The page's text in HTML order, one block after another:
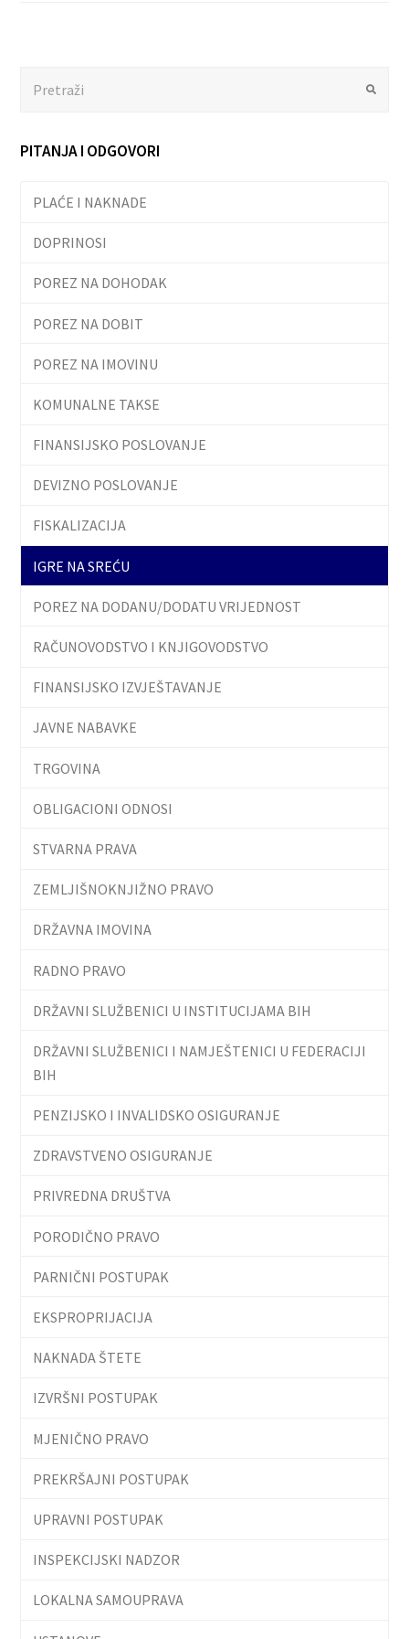
Submit
PITANJA I ODGOVORI
PLAĆE I NAKNADE
DOPRINOSI
POREZ NA DOHODAK
POREZ NA DOBIT
POREZ NA IMOVINU
KOMUNALNE TAKSE
FINANSIJSKO POSLOVANJE
DEVIZNO POSLOVANJE
FISKALIZACIJA
IGRE NA SREĆU
POREZ NA DODANU/DODATU VRIJEDNOST
RAČUNOVODSTVO I KNJIGOVODSTVO
FINANSIJSKO IZVJEŠTAVANJE
JAVNE NABAVKE
TRGOVINA
OBLIGACIONI ODNOSI
STVARNA PRAVA
ZEMLJIŠNOKNJIŽNO PRAVO
DRŽAVNA IMOVINA
RADNO PRAVO
DRŽAVNI SLUŽBENICI U INSTITUCIJAMA BIH
DRŽAVNI SLUŽBENICI I NAMJEŠTENICI U FEDERACIJI
BIH
PENZIJSKO I INVALIDSKO OSIGURANJE
ZDRAVSTVENO OSIGURANJE
PRIVREDNA DRUŠTVA
PORODIČNO PRAVO
PARNIČNI POSTUPAK
EKSPROPRIJACIJA
NAKNADA ŠTETE
IZVRŠNI POSTUPAK
MJENIČNO PRAVO
PREKRŠAJNI POSTUPAK
UPRAVNI POSTUPAK
INSPEKCIJSKI NADZOR
LOKALNA SAMOUPRAVA